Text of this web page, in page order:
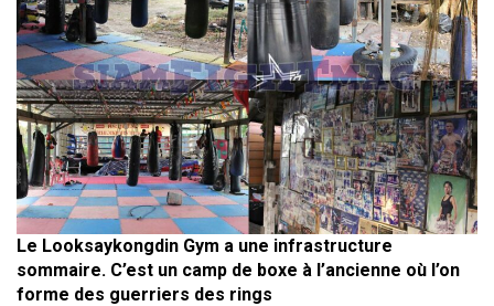
Le Looksaykongdin Gym a une infrastructure
sommaire. C’est un camp de boxe à l’ancienne où l’on
forme des guerriers des rings